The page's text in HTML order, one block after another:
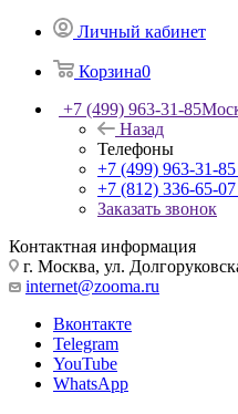
Личный кабинет
Корзина0
+7 (499) 963-31-85
Назад
Телефоны
+7 (499) 963-31-85
+7 (812) 336-65-07
Заказать звонок
Контактная информация
г. Москва, ул.
internet@zooma.ru
Вконтакте
Telegram
YouTube
WhatsApp